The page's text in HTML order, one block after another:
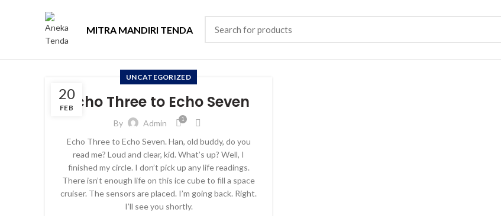
MITRA MANDIRI TENDA
20
FEB
UNCATEGORIZED
Echo Three to Echo Seven
By Admin 1
Echo Three to Echo Seven. Han, old buddy, do you
read me? Loud and clear, kid. What’s up? Well, I
finished my circle. I don’t pick up any life readings.
There isn’t enough life on this ice cube to fill a space
cruiser. The sensors are placed. I’m going back. Right.
I’ll see you shortly.